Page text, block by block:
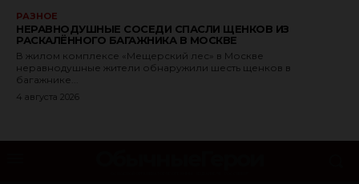
РАЗНОЕ
НЕРАВНОДУШНЫЕ СОСЕДИ СПАСЛИ ЩЕНКОВ ИЗ
РАСКАЛЁННОГО БАГАЖНИКА В МОСКВЕ
В жилом комплексе «Мещерский лес» в Москве
неравнодушные жители обнаружили шесть щенков в
багажнике...
4 августа 2026